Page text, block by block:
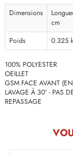
Dimensions
cm
Poids
0.325
100% POLYESTER
OEILLET
GSM FACE AVANT
LAVAGE À 30° - PAS
REPASSAGE